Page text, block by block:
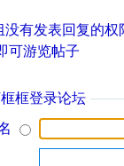
没有发表回复的权
可游览帖子
框登录论坛